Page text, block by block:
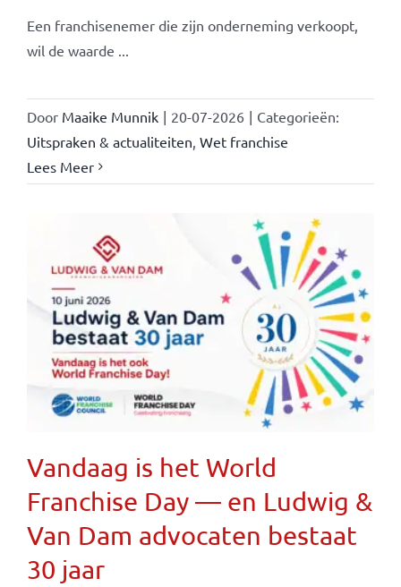
Een franchisenemer die zijn onderneming verkoopt,
wil de waarde ...
Door Maaike Munnik | 20-07-2026 | Categorieën:
Uitspraken & actualiteiten Wet franchise
Lees Meer
Vandaag is het World
Franchise Day — en Ludwig &
Van Dam advocaten bestaat
30 jaar